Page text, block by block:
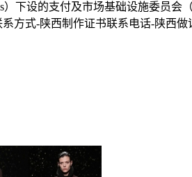
）下设的支付及市场基础设施委员
方式-陕西制作证书联系电话-陕西